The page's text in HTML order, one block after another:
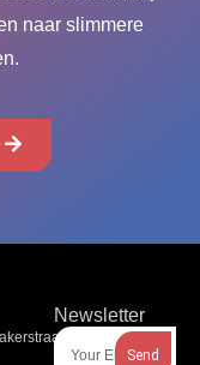
naar slimmere
Newsletter
Send